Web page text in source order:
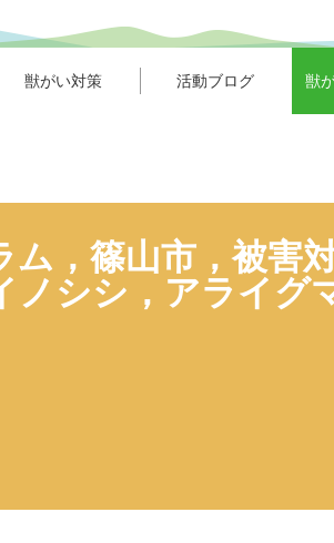
獣がい対策 活動ブログ 獣
，篠山市，被害
ノシシ，アライグ